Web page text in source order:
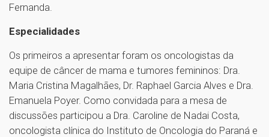
Fernanda.
Especialidades
Os primeiros a apresentar foram os oncologistas da
equipe de câncer de mama e tumores femininos: Dra.
Maria Cristina Magalhães, Dr. Raphael Garcia Alves e Dra.
Emanuela Poyer. Como convidada para a mesa de
discussões participou a Dra. Caroline de Nadai Costa,
oncologista clínica do Instituto de Oncologia do Paraná e